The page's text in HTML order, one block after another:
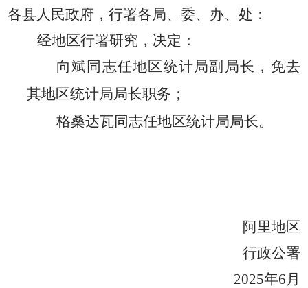
各县人民政府，行署各局、委、办、处：
经地区行署研究，决定：
向斌同志任地区统计局副局长，免去
其地区统计局局长职务；
格桑达瓦同志任地区统计局局长。
阿里地区
行政公署
2025年6月